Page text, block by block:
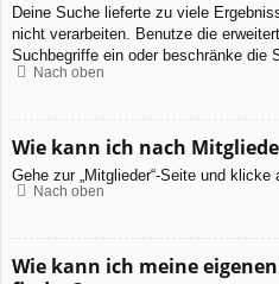
Deine Suche lieferte zu viele
nicht verarbeiten. Benutze die
Suchbegriffe ein oder beschränke die
Nach oben
Wie kann ich nach
Gehe zur „Mitglieder“-Seite und klicke
Nach oben
Wie kann ich meine